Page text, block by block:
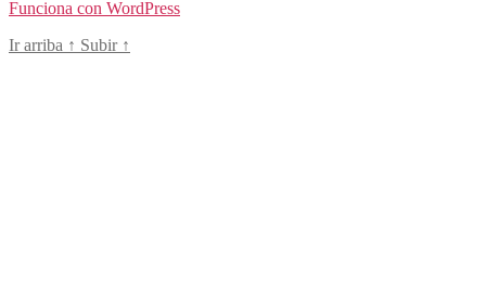
Funciona con WordPress
Ir arriba ↑ Subir ↑